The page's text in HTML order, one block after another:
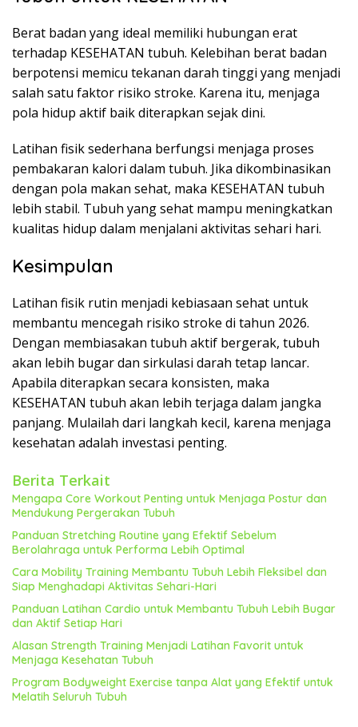
Berat badan yang ideal memiliki hubungan erat
terhadap KESEHATAN tubuh. Kelebihan berat badan
berpotensi memicu tekanan darah tinggi yang menjadi
salah satu faktor risiko stroke. Karena itu, menjaga
pola hidup aktif baik diterapkan sejak dini.
Latihan fisik sederhana berfungsi menjaga proses
pembakaran kalori dalam tubuh. Jika dikombinasikan
dengan pola makan sehat, maka KESEHATAN tubuh
lebih stabil. Tubuh yang sehat mampu meningkatkan
kualitas hidup dalam menjalani aktivitas sehari hari.
Kesimpulan
Latihan fisik rutin menjadi kebiasaan sehat untuk
membantu mencegah risiko stroke di tahun 2026.
Dengan membiasakan tubuh aktif bergerak, tubuh
akan lebih bugar dan sirkulasi darah tetap lancar.
Apabila diterapkan secara konsisten, maka
KESEHATAN tubuh akan lebih terjaga dalam jangka
panjang. Mulailah dari langkah kecil, karena menjaga
kesehatan adalah investasi penting.
Berita Terkait
Mengapa Core Workout Penting untuk Menjaga Postur dan
Mendukung Pergerakan Tubuh
Panduan Stretching Routine yang Efektif Sebelum
Berolahraga untuk Performa Lebih Optimal
Cara Mobility Training Membantu Tubuh Lebih Fleksibel dan
Siap Menghadapi Aktivitas Sehari-Hari
Panduan Latihan Cardio untuk Membantu Tubuh Lebih Bugar
dan Aktif Setiap Hari
Alasan Strength Training Menjadi Latihan Favorit untuk
Menjaga Kesehatan Tubuh
Program Bodyweight Exercise tanpa Alat yang Efektif untuk
Melatih Seluruh Tubuh